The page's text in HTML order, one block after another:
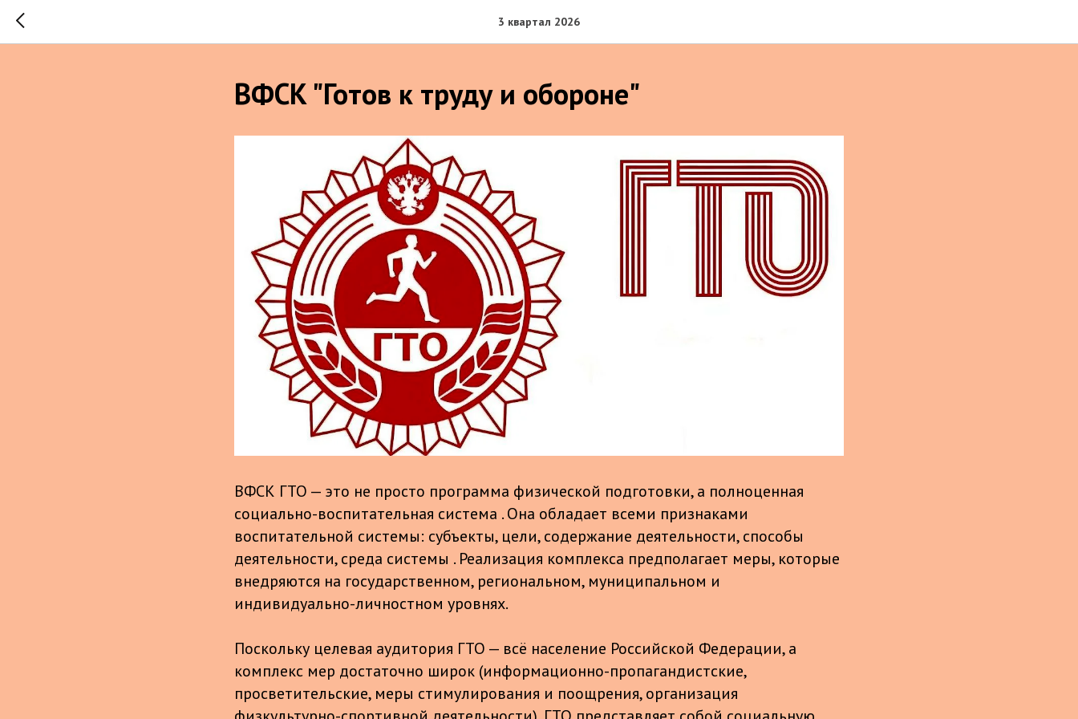
3 квартал 2026
ВФСК "Готов к труду и обороне"
ВФСК ГТО — это не просто программа физической подготовки, а полноценная
социально-воспитательная система . Она обладает всеми признаками
воспитательной системы: субъекты, цели, содержание деятельности, способы
деятельности, среда системы . Реализация комплекса предполагает меры, которые
внедряются на государственном, региональном, муниципальном и
индивидуально-личностном уровнях.
Поскольку целевая аудитория ГТО — всё население Российской Федерации, а
комплекс мер достаточно широк (информационно-пропагандистские,
просветительские, меры стимулирования и поощрения, организация